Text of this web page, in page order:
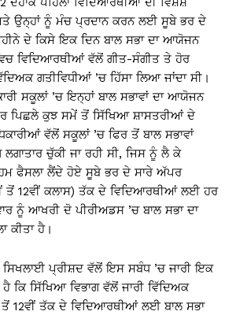
ਉਨ੍ਹਾਂ ਨੂੰ ਮੰਚ ਪ੍ਰਦਾਨ ਕਰਨ ਲਈ ਸੂਬੇ ਭਰ ਦੇ
ਦੇ ਕਿਸੇ ਇਕ ਦਿਨ ਬਾਲ ਸਭਾ ਦਾ ਆਯੋਜਨ
ਵਿਚ ਵਿਦਿਆਰਥੀਆਂ ਵੱਲੋਂ ਗੀਤ-ਸੰਗੀਤ ਤੇ ਹੋਰ
ਗਤੀਵਿਧੀਆਂ ’ਚ ਹਿੱਸਾ ਲਿਆ ਜਾਂਦਾ ਸੀ।
ਸਕੂਲਾਂ ’ਚ ਇਨ੍ਹਾਂ ਬਾਲ ਸਭਾਵਾਂ ਦਾ ਆਯੋਜਨ
ਪਿਛਲੇ ਕੁਝ ਸਮੇਂ ਤੋਂ ਸਿੱਖਿਆ ਸ਼ਾਸਤਰੀਆਂ ਦੇ
ਵੱਲੋਂ ਸਕੂਲਾਂ ’ਚ ਫਿਰ ਤੋਂ ਬਾਲ ਸਭਾਵਾਂ
ਚੁੱਕੀ ਜਾ ਰਹੀ ਸੀ, ਜਿਸ ਨੂੰ ਲੈ ਕੇ
ਫੈਸਲਾ ਲੈਂਦੇ ਹੋਏ ਸੂਬੇ ਭਰ ਦੇ ਸਾਰੇ ਅੱਪਰ
ਤੋਂ 12ਵੀਂ ਕਲਾਸ) ਤੱਕ ਦੇ ਵਿਦਿਆਰਥੀਆਂ ਲਈ ਹਰ
ਨੂੰ ਆਖਰੀ ਦੋ ਪੀਰੀਅਡਸ ’ਚ ਬਾਲ ਸਭਾ ਦਾ
ਕੀਤਾ ਹੈ।
ਪ੍ਰੀਸ਼ਦ ਵੱਲੋਂ ਇਸ ਸਬੰਧ ’ਚ ਜਾਰੀ ਇਕ
ਕਿ ਸਿੱਖਿਆ ਵਿਭਾਗ ਵੱਲੋਂ ਜਾਰੀ ਵਿੱਦਿਅਕ
12ਵੀਂ ਤੱਕ ਦੇ ਵਿਦਿਆਰਥੀਆਂ ਲਈ ਬਾਲ ਸਭਾ